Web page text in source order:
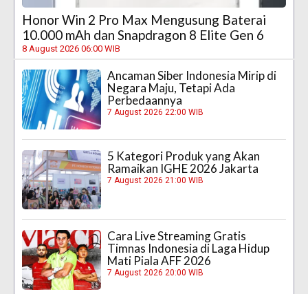
Honor Win 2 Pro Max Mengusung Baterai
10.000 mAh dan Snapdragon 8 Elite Gen 6
8 August 2026 06:00 WIB
Ancaman Siber Indonesia Mirip di
Negara Maju, Tetapi Ada
Perbedaannya
7 August 2026 22:00 WIB
5 Kategori Produk yang Akan
Ramaikan IGHE 2026 Jakarta
7 August 2026 21:00 WIB
Cara Live Streaming Gratis
Timnas Indonesia di Laga Hidup
Mati Piala AFF 2026
7 August 2026 20:00 WIB